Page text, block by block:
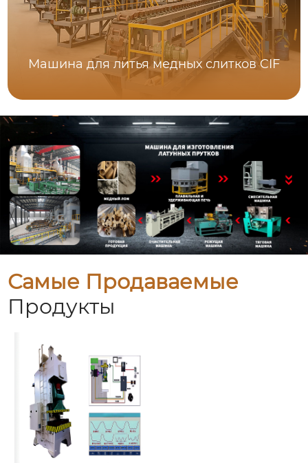
Машина для литья медных слитков CIF
Самые Продаваемые
Продукты